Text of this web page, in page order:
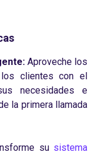
Aproveche los
clientes con el
necesidades e
la primera llamada
su sistema